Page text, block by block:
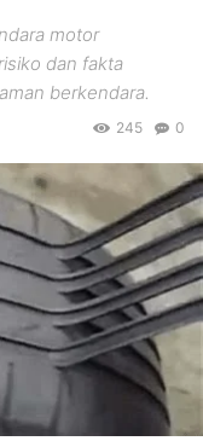
motor
dan fakta
berkendara.
0
245